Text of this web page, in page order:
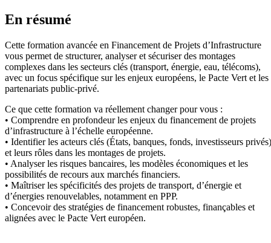
En résumé
Cette formation avancée en Financement de Projets d’Infrastructure
vous permet de structurer, analyser et sécuriser des montages
complexes dans les secteurs clés (transport, énergie, eau, télécoms),
avec un focus spécifique sur les enjeux européens, le Pacte Vert et les
partenariats public-privé.
Ce que cette formation va réellement changer pour vous :
• Comprendre en profondeur les enjeux du financement de projets
d’infrastructure à l’échelle européenne.
• Identifier les acteurs clés (États, banques, fonds, investisseurs privés)
et leurs rôles dans les montages de projets.
• Analyser les risques bancaires, les modèles économiques et les
possibilités de recours aux marchés financiers.
• Maîtriser les spécificités des projets de transport, d’énergie et
d’énergies renouvelables, notamment en PPP.
• Concevoir des stratégies de financement robustes, finançables et
alignées avec le Pacte Vert européen.